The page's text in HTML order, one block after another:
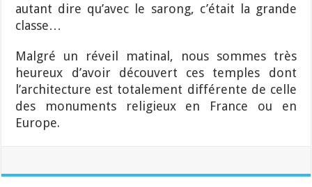
autant dire qu’avec le sarong, c’était la grande
classe…
Malgré un réveil matinal, nous sommes très
heureux d’avoir découvert ces temples dont
l’architecture est totalement différente de celle
des monuments religieux en France ou en
Europe.